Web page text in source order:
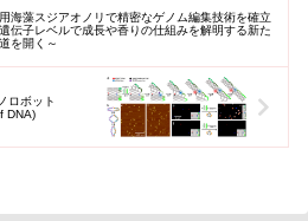
海藻スジアオノリで精密なゲノム編集技術を確立
伝子レベルで成長や香りの仕組みを解明する新た
を開く～
ロボット
DNA)